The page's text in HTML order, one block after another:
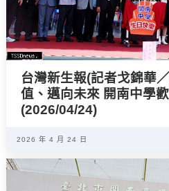
台灣新生報(記者戈錦華
值、邁向未來 開南中學
(2026/04/24)
2026 年 4 月 24 日